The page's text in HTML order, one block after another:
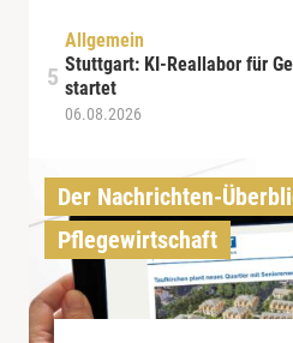
Allgemein
Stuttgart: KI-Reallabor für
startet
06.08.2026
Der Nachrichten-
Pflegewirtschaft